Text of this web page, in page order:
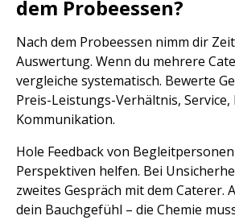
dem Probeessen?
Nach dem Probeessen nimm dir
Auswertung. Wenn du mehrere
vergleiche systematisch. Bewerte
Preis-Leistungs-Verhältnis,
Kommunikation.
Hole Feedback von
Perspektiven helfen. Bei
zweites Gespräch mit dem Caterer.
dein Bauchgefühl – die Chemie